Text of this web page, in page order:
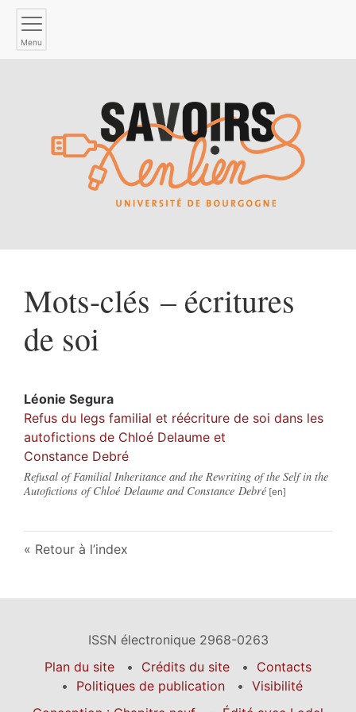
Menu
Mots-clés – écritures
de soi
Léonie Segura
Refus du legs familial et réécriture de soi dans les
autofictions de Chloé Delaume et
Constance Debré
Refusal of Familial Inheritance and the Rewriting of the Self in the
Autofictions of Chloé Delaume and Constance Debré
Retour à l’index
ISSN électronique 2968-0263
Plan du site
Crédits du site
Contacts
Politiques de publication
Visibilité